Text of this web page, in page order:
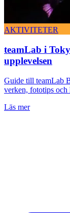
AKTIVITETER
teamLab i
upplevelsen
Guide till teamLab
verken, fototips
Läs mer